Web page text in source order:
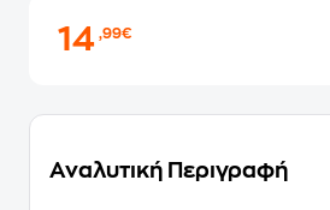
14,99€
Αναλυτική Περιγραφή